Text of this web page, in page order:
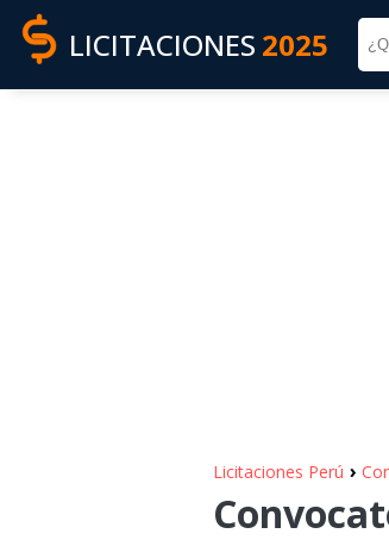
LICITACIONES 2025
Licitaciones Perú ›